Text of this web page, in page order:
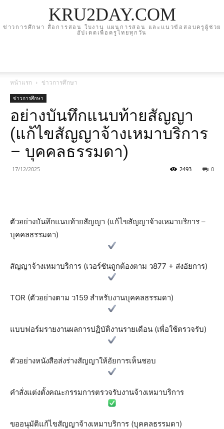
KRU2DAY.COM
ข่าวการศึกษา สื่อการสอน ใบงาน แผนการสอน และแนวข้อสอบครูผู้ช่วย
อัปเดตเพื่อครูไทยทุกวัน
หน้าแรก ข่าวการศึกษา
ข่าวการศึกษา
อย่างบันทึกแนบท้ายสัญญา
(แก้ไขสัญญาจ้างเหมาบริการ
– บุคคลธรรมดา)
17/12/2025 0
2493
ตัวอย่างบันทึกแนบท้ายสัญญา (แก้ไขสัญญาจ้างเหมาบริการ –
บุคคลธรรมดา)
สัญญาจ้างเหมาบริการ (เวอร์ชันถูกต้องตาม ว877 + ส่งอัยการ)
TOR (ตัวอย่างตาม ว159 สำหรับงานบุคคลธรรมดา)
แบบฟอร์มรายงานผลการปฏิบัติงานรายเดือน (เพื่อใช้ตรวจรับ)
ตัวอย่างหนังสือส่งร่างสัญญาให้อัยการเห็นชอบ
คำสั่งแต่งตั้งคณะกรรมการตรวจรับงานจ้างเหมาบริการ
ขออนุมัติแก้ไขสัญญาจ้างเหมาบริการ (บุคคลธรรมดา)